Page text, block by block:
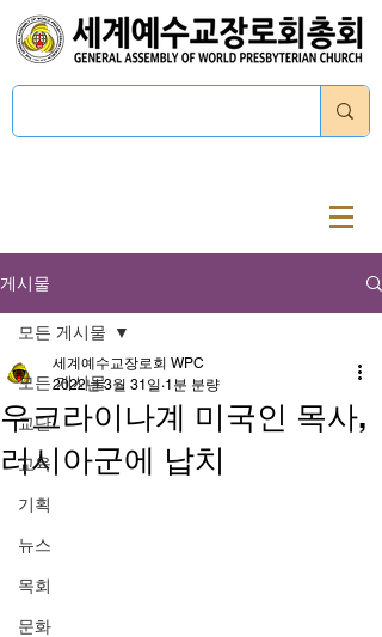
게시물
모든 게시물
교단
교육
기획
뉴스
목회
문화
모든 게시물
우크라이나계 미국인 목사,
러시아군에 납치
세계예수교장로회 WPC
2022년 3월 31일 1분 분량